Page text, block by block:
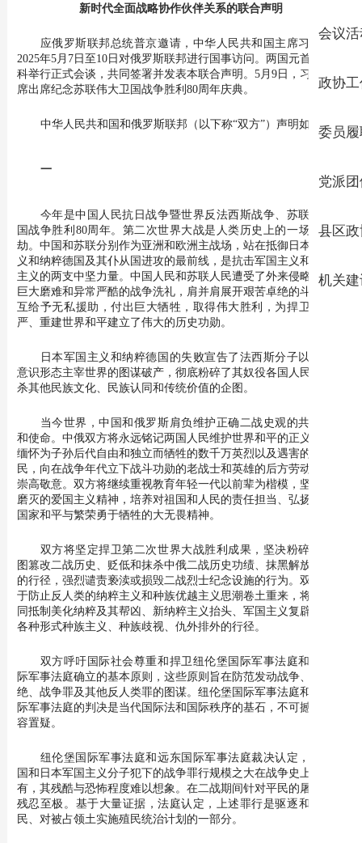
会议活
政协工
委员履
党派
县区政
机关建
新时代全面战略协作伙伴关系的联合声明
应俄罗斯联邦总统普京邀请，中华人民共和国主席习近平于
2025年5月7日至10日对俄罗斯联邦进行国事访问。两国元首在莫斯
科举行正式会谈，共同签署并发表本联合声明。5月9日，习近平主
席出席纪念苏联伟大卫国战争胜利80周年庆典。
中华人民共和国和俄罗斯联邦（以下称“双方”）声明如下：
一
今年是中国人民抗日战争暨世界反法西斯战争、苏联伟大卫
国战争胜利80周年。第二次世界大战是人类历史上的一场空前浩
劫。中国和苏联分别作为亚洲和欧洲主战场，站在抵御日本军国主
义和纳粹德国及其仆从国进攻的最前线，是抗击军国主义和法西斯
主义的两支中坚力量。中国人民和苏联人民遭受了外来侵略带来的
巨大磨难和异常严酷的战争洗礼，肩并肩展开艰苦卓绝的斗争，相
互给予无私援助，付出巨大牺牲，取得伟大胜利，为捍卫人类尊
严、重建世界和平建立了伟大的历史功勋。
日本军国主义和纳粹德国的失败宣告了法西斯分子以反人类
意识形态主宰世界的图谋破产，彻底粉碎了其奴役各国人民以及扼
杀其他民族文化、民族认同和传统价值的企图。
当今世界，中国和俄罗斯肩负维护正确二战史观的共同责任
和使命。中俄双方将永远铭记两国人民维护世界和平的正义壮举，
缅怀为子孙后代自由和独立而牺牲的数千万英烈以及遇害的无辜平
民，向在战争年代立下战斗功勋的老战士和英雄的后方劳动者致以
崇高敬意。双方将继续重视教育年轻一代以前辈为楷模，坚守永不
磨灭的爱国主义精神，培养对祖国和人民的责任担当、弘扬为实现
国家和平与繁荣勇于牺牲的大无畏精神。
双方将坚定捍卫第二次世界大战胜利成果，坚决粉碎任何企
图篡改二战历史、贬低和抹杀中俄二战历史功绩、抹黑解放者形象
的行径，强烈谴责亵渎或损毁二战烈士纪念设施的行为。双方致力
于防止反人类的纳粹主义和种族优越主义思潮卷土重来，将继续共
同抵制美化纳粹及其帮凶、新纳粹主义抬头、军国主义复辟及助长
各种形式种族主义、种族歧视、仇外排外的行径。
双方呼吁国际社会尊重和捍卫纽伦堡国际军事法庭和远东国
际军事法庭确立的基本原则，这些原则旨在防范发动战争、种族灭
绝、战争罪及其他反人类罪的图谋。纽伦堡国际军事法庭和远东国
际军事法庭的判决是当代国际法和国际秩序的基石，不可撼动也不
容置疑。
纽伦堡国际军事法庭和远东国际军事法庭裁决认定，纳粹德
国和日本军国主义分子犯下的战争罪行规模之大在战争史上前所未
有，其残酷与恐怖程度难以想象。在二战期间针对平民的屠戮虐待
残忍至极。基于大量证据，法庭认定，上述罪行是驱逐和杀害平
民、对被占领土实施殖民统治计划的一部分。